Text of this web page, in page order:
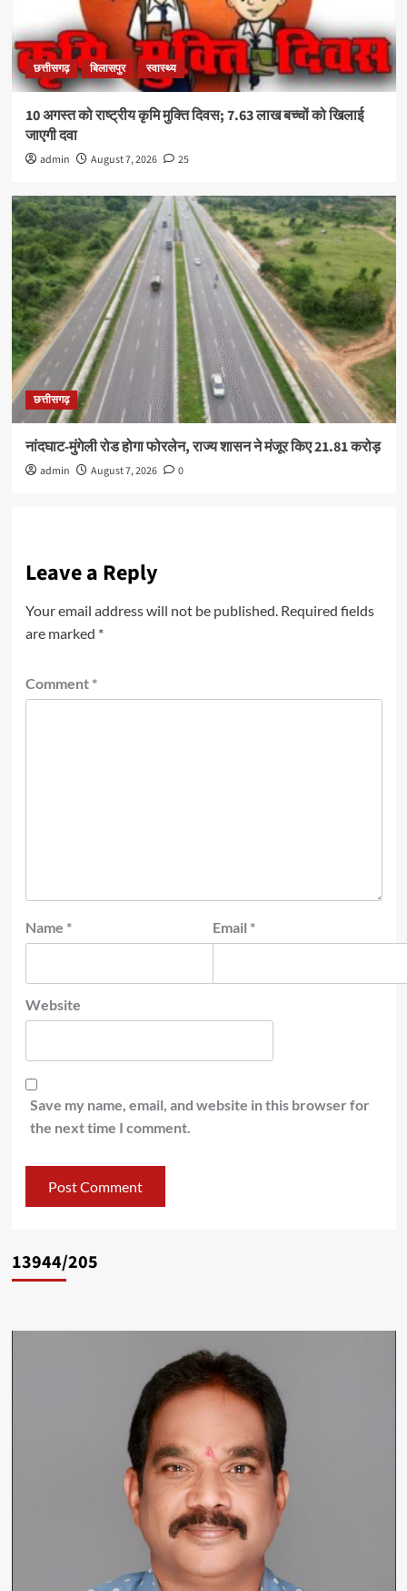
छत्तीसगढ़ बिलासपुर स्वास्थ्य
10 अगस्त को राष्ट्रीय कृमि मुक्ति दिवस; 7.63 लाख बच्चों को खिलाई
जाएगी दवा
admin August 7, 2026 25
छत्तीसगढ़
नांदघाट-मुंगेली रोड होगा फोरलेन, राज्य शासन ने मंजूर किए 21.81 करोड़
admin August 7, 2026 0
Leave a Reply
Your email address will not be published. Required fields
are marked *
Comment *
Name * Email *
Website
Save my name, email, and website in this browser for
the next time I comment.
13944/205